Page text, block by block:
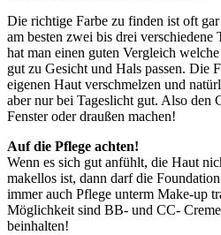
Die richtige Farbe zu finden ist oft
am besten zwei bis drei verschiedene
hat man einen guten Vergleich
gut zu Gesicht und Hals passen. Die
eigenen Haut verschmelzen und
aber nur bei Tageslicht gut. Also den
Fenster oder draußen machen!
Auf die Pflege achten!
Wenn es sich gut anfühlt, die Haut
makellos ist, dann darf die
immer auch Pflege unterm Make-up
Möglichkeit sind BB- und CC-
beinhalten!